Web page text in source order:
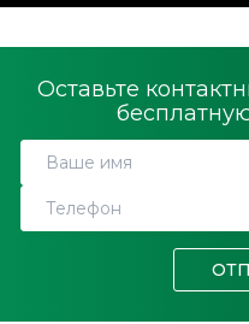
Оставьте